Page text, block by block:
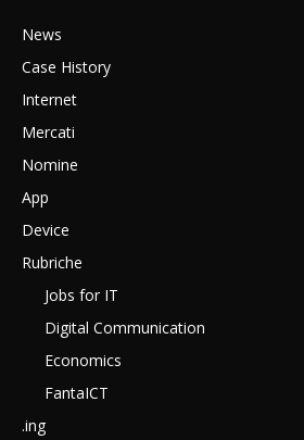
News
Case History
Internet
Mercati
Nomine
App
Device
Rubriche
Jobs for IT
Digital Communication
Economics
FantaICT
.ing